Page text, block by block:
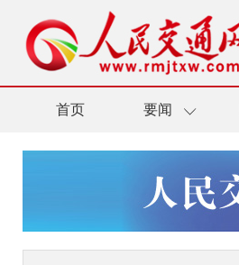
首页 要闻